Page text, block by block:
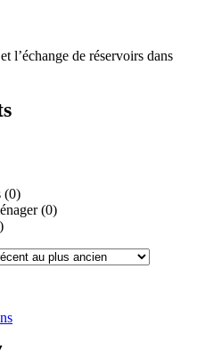
l’échange de réservoirs dans
(0)
(0)